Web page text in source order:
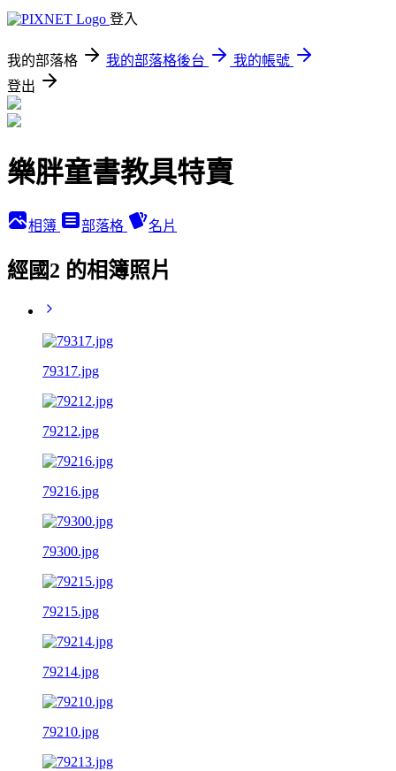
登入
我的部落格 我的部落格後台
我的帳號
登出
樂胖童書教具特賣
相簿 部落格 名片
經國2 的相簿照片
79317.jpg
79212.jpg
79216.jpg
79300.jpg
79215.jpg
79214.jpg
79210.jpg